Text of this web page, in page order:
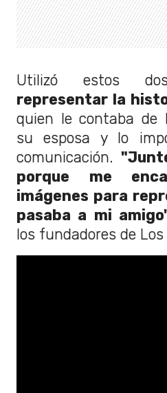
Utilizó estos
representar la
quien le contaba de
su esposa y lo
comunicación.
porque me
imágenes para
pasaba a mi
los fundadores de Los